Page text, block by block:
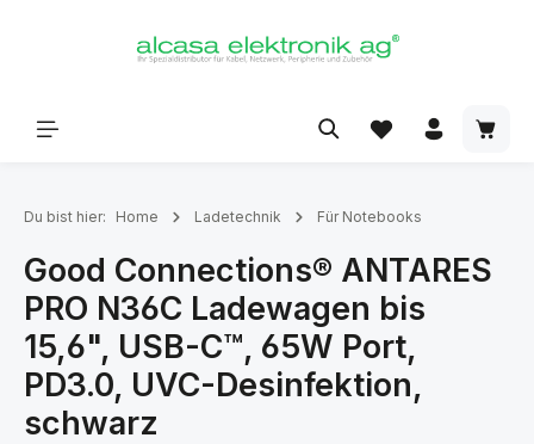
Du bist hier: Home Ladetechnik Für Notebooks
Good Connections® ANTARES
PRO N36C Ladewagen bis
15,6", USB-C™, 65W Port,
PD3.0, UVC-Desinfektion,
schwarz